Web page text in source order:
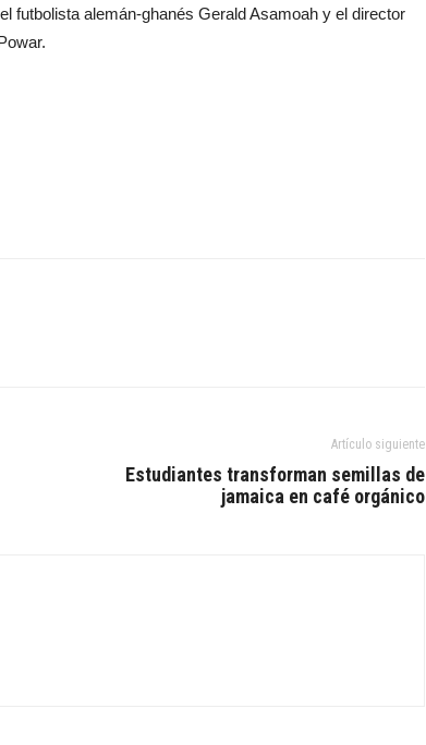
futbolista alemán-ghanés Gerald Asamoah y el director
Artículo siguiente
Estudiantes transforman semillas de
jamaica en café orgánico